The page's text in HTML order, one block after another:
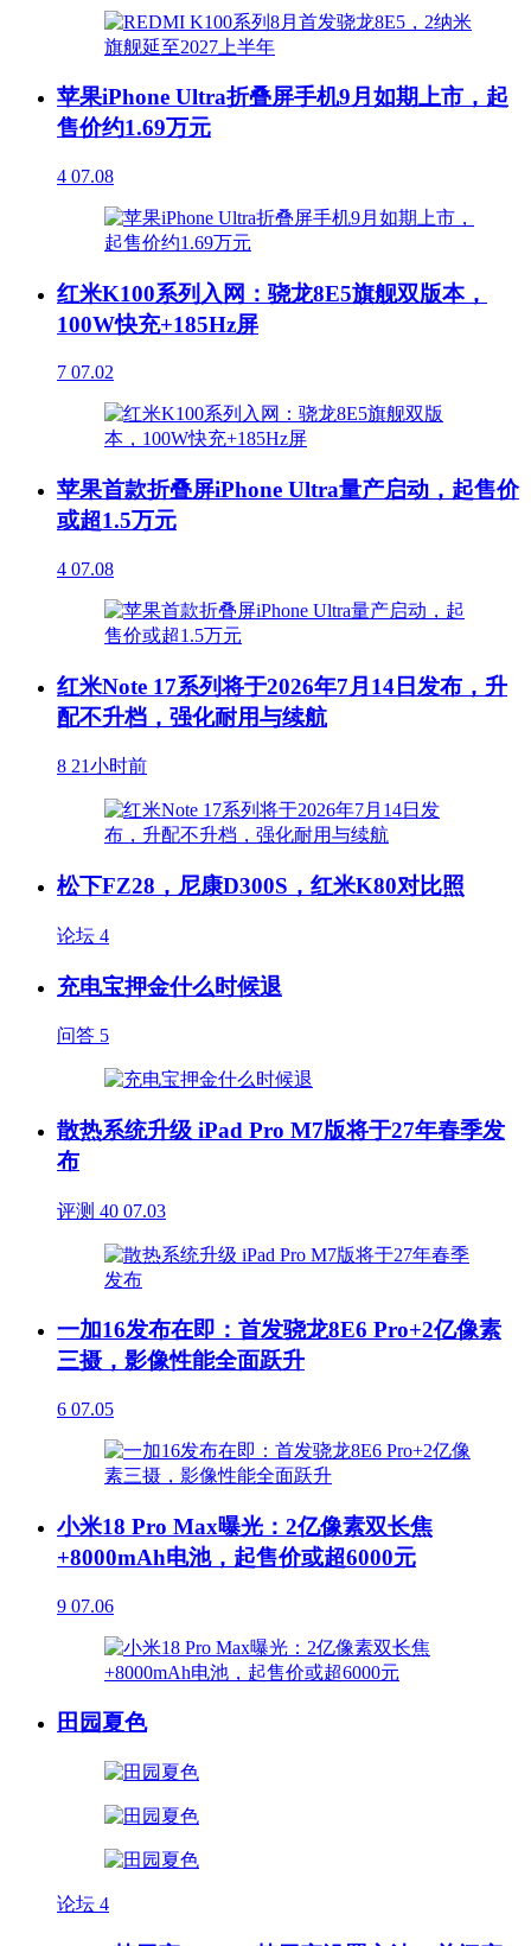
苹果iPhone Ultra折叠屏手机9月如期上市，起
售价约1.69万元
4 07.08
红米K100系列入网：骁龙8E5旗舰双版本，
100W快充+185Hz屏
7 07.02
苹果首款折叠屏iPhone Ultra量产启动，起售价
或超1.5万元
4 07.08
红米Note 17系列将于2026年7月14日发布，升
配不升档，强化耐用与续航
8 21小时前
松下FZ28，尼康D300S，红米K80对比照
论坛 4
充电宝押金什么时候退
问答 5
散热系统升级 iPad Pro M7版将于27年春季发
布
评测 40 07.03
一加16发布在即：首发骁龙8E6 Pro+2亿像素
三摄，影像性能全面跃升
6 07.05
小米18 Pro Max曝光：2亿像素双长焦
+8000mAh电池，起售价或超6000元
9 07.06
田园夏色
论坛 4